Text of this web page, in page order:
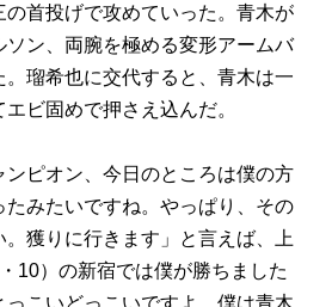
の首投げで攻めていった。青木が
ソン、両腕を極める変形アームバ
。瑠希也に交代すると、青木は一
ビ固めで押さえ込んだ。
ピオン、今日のところは僕の方
たみたいですね。やっぱり、その
。獲りに行きます」と言えば、上
10）の新宿では僕が勝ちました